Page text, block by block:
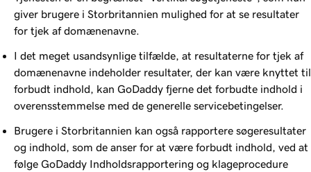
giver brugere i Storbritannien mulighed for at se resultater
for tjek af domænenavne.
I det meget usandsynlige tilfælde, at resultaterne for tjek af
domænenavne indeholder resultater, der kan være knyttet til
forbudt indhold, kan GoDaddy fjerne det forbudte indhold i
overensstemmelse med de generelle servicebetingelser.
Brugere i Storbritannien kan også rapportere søgeresultater
og indhold, som de anser for at være forbudt indhold, ved at
følge GoDaddy Indholdsrapportering og klageprocedure